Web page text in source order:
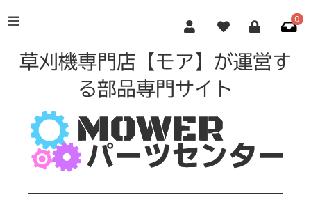
0
草刈機専門店【モア】が運営す
る部品専門サイト